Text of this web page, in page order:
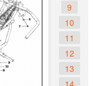
9
10
11
12
13
14